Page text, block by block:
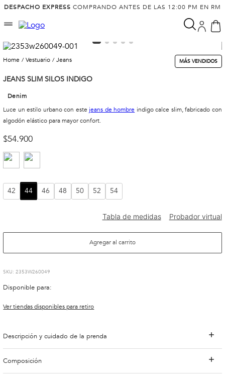
DESPACHO EXPRESS COMPRANDO ANTES DE LAS 12:00 PM EN RM
vestuario jeans MÁS VENDIDOS
JEANS SLIM SILOS INDIGO
Denim
Luce un estilo urbano con este jeans de hombre indigo calce slim, fabricado con
algodón elástico para mayor confort.
$54.900
42 44 46 48 50 52 54
Agregar al carrito
:2353W260049
Disponible para:
Ver tiendas disponibles para retiro
Descripción y cuidado de la prenda
Composición